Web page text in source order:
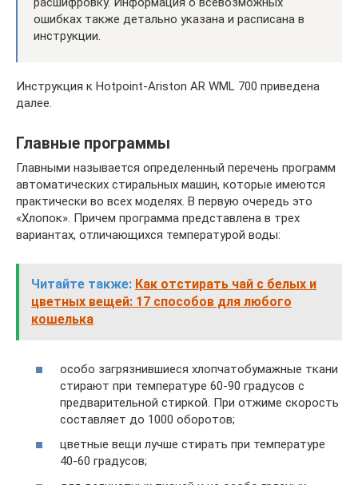
ошибках также детально указана и расписана в
инструкции.
Инструкция к Hotpoint-Ariston AR WML 700 приведена
далее.
Главные программы
Главными называется определенный перечень программ
автоматических стиральных машин, которые имеются
практически во всех моделях. В первую очередь это
«Хлопок». Причем программа представлена в трех
вариантах, отличающихся температурой воды:
Читайте также: Как отстирать чай с белых и
цветных вещей: 17 способов для любого
кошелька
особо загрязнившиеся хлопчатобумажные ткани
стирают при температуре 60-90 градусов с
предварительной стиркой. При отжиме скорость
составляет до 1000 оборотов;
цветные вещи лучше стирать при температуре
40-60 градусов;